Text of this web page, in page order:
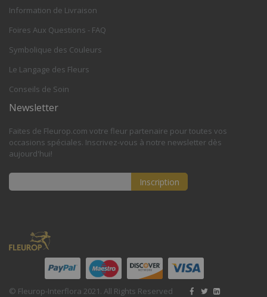
Information de Livraison
Foires Aux Questions - FAQ
Symbolique des Couleurs
Le Langage des Fleurs
Conseils de Soin
Newsletter
Faites de Fleurop.com votre fleur partenaire pour toutes vos
occasions spéciales. Inscrivez-vous à notre newsletter dès
aujourd'hui!
lettre
d’information
Inscription
© Fleurop-Interflora 2021. All Rights Reserved